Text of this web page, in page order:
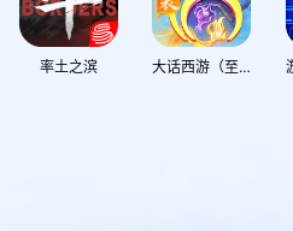
率土之滨 大话西游（至尊养生服）